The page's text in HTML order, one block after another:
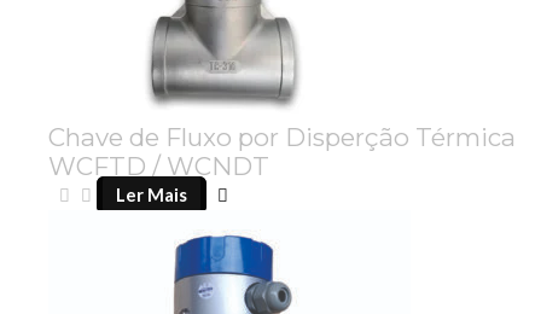
Chave de Fluxo por Disperção Térmica
WCFTD / WCNDT
Ler Mais